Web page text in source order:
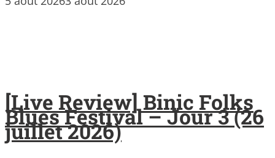
[Live Review] Binic Folks
Blues Festival – Jour 3 (26
juillet 2026)